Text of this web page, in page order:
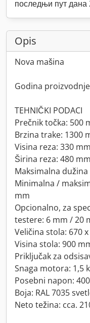
последњи пут дана
Opis
Nova mašina
Godina
TEHNIČKI PODACI
Prečnik točka: 500
Brzina trake: 1300
Visina reza: 330 mm
Širina reza: 480 mm
Maksimalna
Minimalna /
mm
Opcionalno, za
testere: 6 mm / 20
Veličina stola: 670
Visina stola: 900
Priključak za
Snaga motora: 1,5
Posebni napon:
Boja: RAL 7035
Neto težina: cca.